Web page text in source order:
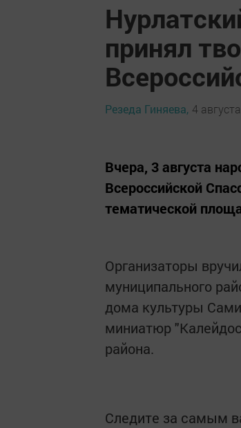
принял
Резеда Гиняева, 4
Вчера, 3 августа
Всероссийской
тематической
Организаторы
муниципального
дома культуры
миниатюр
района.
Следите за самым